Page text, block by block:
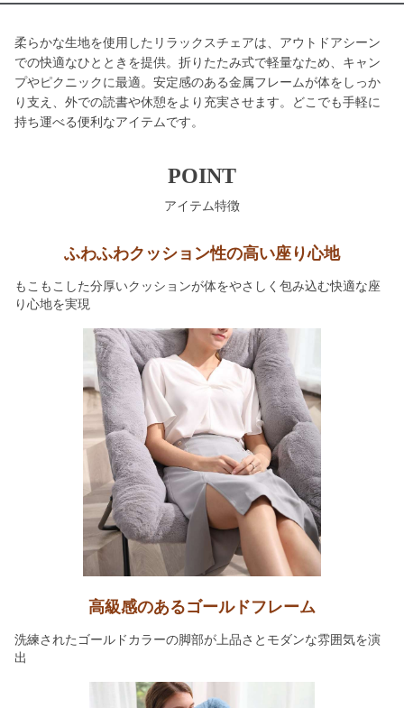
柔らかな生地を使用したリラックスチェアは、アウトドアシーン
での快適なひとときを提供。折りたたみ式で軽量なため、キャン
プやピクニックに最適。安定感のある金属フレームが体をしっか
り支え、外での読書や休憩をより充実させます。どこでも手軽に
持ち運べる便利なアイテムです。
POINT
アイテム特徴
ふわふわクッション性の高い座り心地
もこもこした分厚いクッションが体をやさしく包み込む快適な座
り心地を実現
高級感のあるゴールドフレーム
洗練されたゴールドカラーの脚部が上品さとモダンな雰囲気を演
出